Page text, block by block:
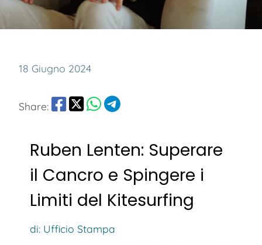
18 Giugno 2024
Share:
Ruben Lenten: Superare
il Cancro e Spingere i
Limiti del Kitesurfing
di: Ufficio Stampa